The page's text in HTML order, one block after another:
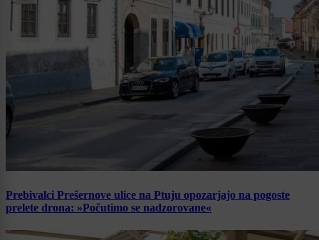
Prebivalci Prešernove ulice na Ptuju opozarjajo na pogoste
prelete drona: »Počutimo se nadzorovane«